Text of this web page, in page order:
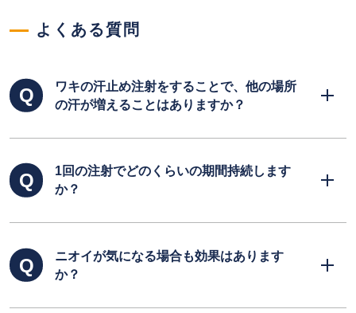
よくある質問
ワキの汗止め注射をすることで、他の場所
の汗が増えることはありますか？
体の水分はどこかでバランスをとっており、汗
だけではなく尿や口からの水蒸気としても水分
を放出しています。そのことから、汗止め注射
そのような点を気にされる必要はないかと思わ
れます。
1回の注射でどのくらいの期間持続します
か？
個人差はありますが、効果の持続は約6ヶ月間
です。効果は次第に失われ、完全に戻ってしま
うのは6ヶ月～12ヶ月程度です。効果を持続す
ニオイが気になる場合も効果はあります
か？